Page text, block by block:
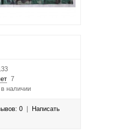
7
в наличии
0
Написать